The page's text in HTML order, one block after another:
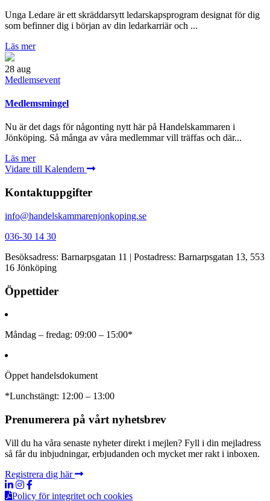
Unga Ledare är ett skräddarsytt ledarskapsprogram designat för dig
som befinner dig i början av din ledarkarriär och ...
Läs mer
28 aug
Medlemsevent
Medlemsmingel
Nu är det dags för någonting nytt här på Handelskammaren i
Jönköping. Så många av våra medlemmar vill träffas och där...
Läs mer
Vidare till Kalendern
Kontaktuppgifter
info@handelskammarenjonkoping.se
036-30 14 30
Besöksadress: Barnarpsgatan 11 | Postadress: Barnarpsgatan 13, 553
16 Jönköping
Öppettider
Måndag – fredag: 09:00 – 15:00*
Öppet handelsdokument
*Lunchstängt: 12:00 – 13:00
Prenumerera på vårt nyhetsbrev
Vill du ha våra senaste nyheter direkt i mejlen? Fyll i din mejladress
så får du inbjudningar, erbjudanden och mycket mer rakt i inboxen.
Registrera dig här
Policy för integritet och cookies